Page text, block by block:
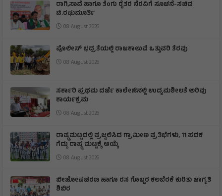
ರಾಗಿ,ಸಾವೆ ಹಾಗೂ ತೆಂಗು ರೈತರ ನೆರವಿಗೆ ಸೂಚನೆ-ಸಚಿವ
ಟಿ.ರಘುಮೂರ್ತಿ
08 August 2026
ಪೊಲೀಸ್ ಭದ್ರತೆಯಲ್ಲಿ ರಾಜಕಾಲುವೆ ಒತ್ತುವರಿ ತೆರವು
08 August 2026
ಸರ್ಕಾರಿ ಪ್ರಥಮ ದರ್ಜೆ ಕಾಲೇಜಿನಲ್ಲಿ ಉದ್ಯಮಶೀಲತೆ ಅರಿವು
ಕಾರ್ಯಕ್ರಮ
08 August 2026
ರಾಷ್ಟ್ರಮಟ್ಟದಲ್ಲಿ ಪ್ರಜ್ವಲಿಸಿದ ಗ್ರಾಮೀಣ ಪ್ರತಿಭೆಗಳು, 11 ಪದಕ
ಗೆದ್ದು ರಾಷ್ಟ್ರ ಮಟ್ಟಕ್ಕೆ ಆಯ್ಕೆ
08 August 2026
ಬೀಜೋಪಚರಣ ಹಾಗೂ ರಸ ಗೊಬ್ಬರ ಕಲಬೆರಕೆ ಕುರಿತು ಜಾಗೃತಿ
ಶಿಬಿರ